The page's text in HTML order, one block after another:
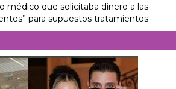
médico que solicitaba dinero a las
para supuestos tratamientos